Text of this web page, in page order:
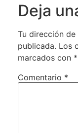
Deja
Tu dirección
publicada. Los
marcados con *
Comentario *